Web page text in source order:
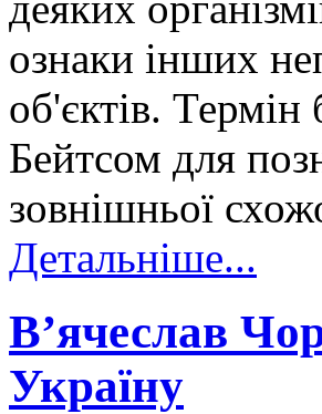
ознаки інших
об'єктів. Термін
Бейтсом для
зовнішньої
Детальніше...
В’ячеслав
Україну